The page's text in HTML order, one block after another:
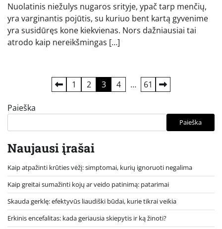
Nuolatinis niežulys nugaros srityje, ypač tarp menčių,
yra varginantis pojūtis, su kuriuo bent kartą gyvenime
yra susidūręs kone kiekvienas. Nors dažniausiai tai
atrodo kaip nereikšmingas […]
puslapiavimas
1 2 3 4 … 61
Paieška
Paieška
Naujausi įrašai
Kaip atpažinti krūties vėžį: simptomai, kurių ignoruoti negalima
Kaip greitai sumažinti kojų ar veido patinimą: patarimai
Skauda gerklę: efektyvūs liaudiški būdai, kurie tikrai veikia
Erkinis encefalitas: kada geriausia skiepytis ir ką žinoti?